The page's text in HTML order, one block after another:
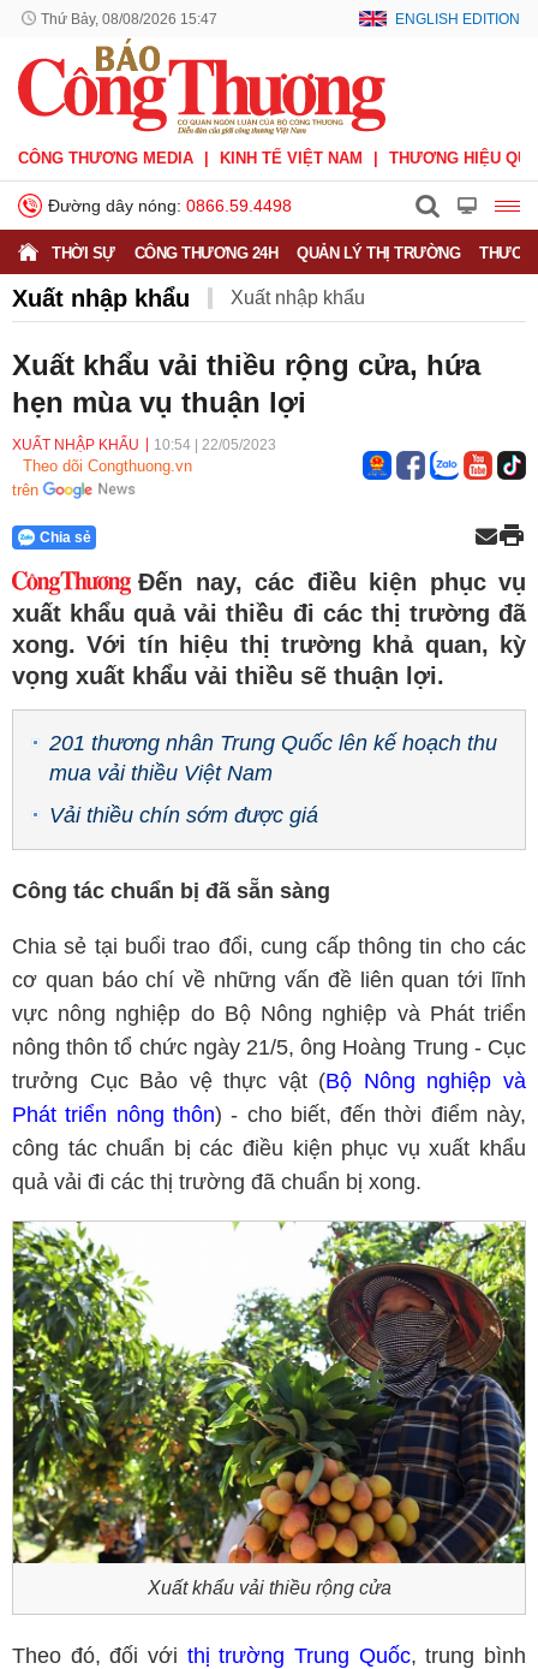
Thứ Bảy, 08/08/2026 15:47 ENGLISH EDITION
CÔNG THƯƠNG MEDIA KINH TẾ VIỆT NAM THƯƠNG HIỆU
Đường dây nóng: 0866.59.4498
THỜI SỰ CÔNG THƯƠNG 24H QUẢN LÝ THỊ TRƯỜNG
Xuất nhập khẩu Xuất nhập khẩu
Phòng vệ thương mại
Xuất xứ hàng hóa Xúc tiến thương mại
Thương mại điện tử
Xuất khẩu vải thiều rộng cửa, hứa
hẹn mùa vụ thuận lợi
XUẤT NHẬP KHẨU 10:54 22/05/2023
Theo dõi Congthuong.vn
trên
Chia sẻ
Đến nay, các điều kiện phục vụ
xuất khẩu quả vải thiều đi các thị trường đã
xong. Với tín hiệu thị trường khả quan, kỳ
vọng xuất khẩu vải thiều sẽ thuận lợi.
201 thương nhân Trung Quốc lên kế hoạch thu
mua vải thiều Việt Nam
Vải thiều chín sớm được giá
Công tác chuẩn bị đã sẵn sàng
Chia sẻ tại buổi trao đổi, cung cấp thông tin cho các
cơ quan báo chí về những vấn đề liên quan tới lĩnh
vực nông nghiệp do Bộ Nông nghiệp và Phát triển
nông thôn tổ chức ngày 21/5, ông Hoàng Trung - Cục
trưởng Cục Bảo vệ thực vật (Bộ Nông nghiệp và
Phát triển nông thôn) - cho biết, đến thời điểm này,
công tác chuẩn bị các điều kiện phục vụ xuất khẩu
quả vải đi các thị trường đã chuẩn bị xong.
Xuất khẩu vải thiều rộng cửa
Theo đó, đối với thị trường Trung Quốc, trung bình